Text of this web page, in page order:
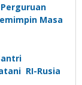
Masa
RI-Rusia